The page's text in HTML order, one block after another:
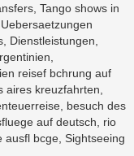
Tango shows in
Dienstleistungen,
reisef bchrung auf
aires kreuzfahrten,
besuch des
auf deutsch, rio
bcge, Sightseeing